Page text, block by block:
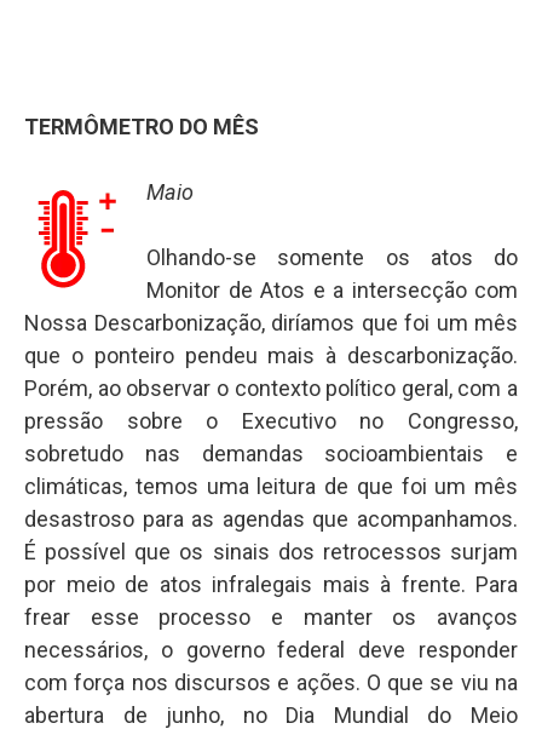
TERMÔMETRO DO MÊS
Maio
Olhando-se somente os atos do
Monitor de Atos e a intersecção com
Nossa Descarbonização, diríamos que foi um mês
que o ponteiro pendeu mais à descarbonização.
Porém, ao observar o contexto político geral, com a
pressão sobre o Executivo no Congresso,
sobretudo nas demandas socioambientais e
climáticas, temos uma leitura de que foi um mês
desastroso para as agendas que acompanhamos.
É possível que os sinais dos retrocessos surjam
por meio de atos infralegais mais à frente. Para
frear esse processo e manter os avanços
necessários, o governo federal deve responder
com força nos discursos e ações. O que se viu na
abertura de junho, no Dia Mundial do Meio